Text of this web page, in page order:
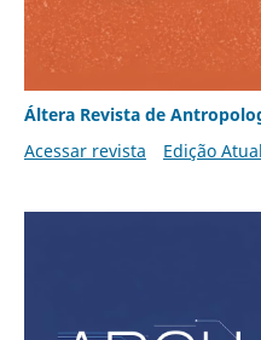
Áltera Revista de
Acessar revista
Edição Atual